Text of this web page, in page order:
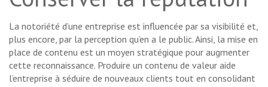
La notoriété d’une entreprise est influencée par sa visibilité et,
plus encore, par la perception qu’en a le public. Ainsi, la mise en
place de contenu est un moyen stratégique pour augmenter
cette reconnaissance. Produire un contenu de valeur aide
l’entreprise à séduire de nouveaux clients tout en consolidant